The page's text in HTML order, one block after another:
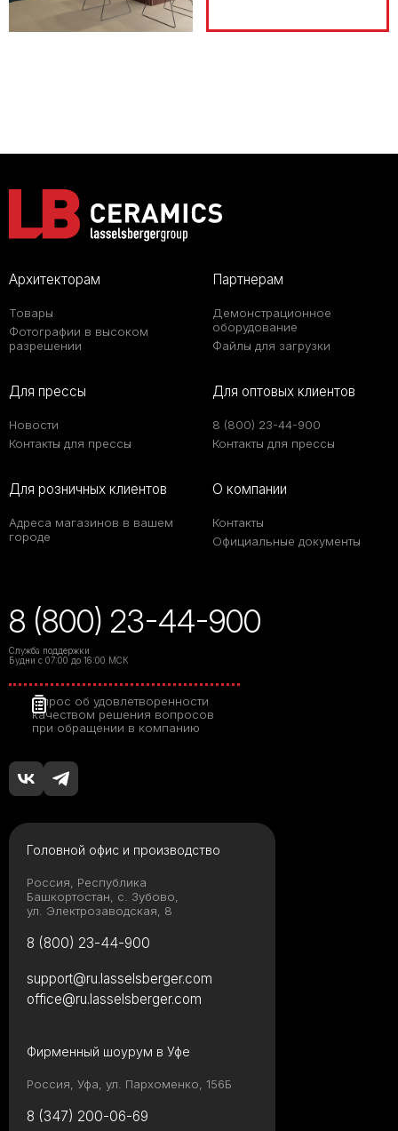
Архитекторам
Товары
Фотографии в высоком
разрешении
Партнерам
Демонстрационное
оборудование
Файлы для загрузки
Для прессы
Новости
Контакты для прессы
Для оптовых клиентов
8 (800) 23-44-900
Контакты для прессы
Для розничных клиентов
Адреса магазинов в вашем
городе
О компании
Контакты
Официальные документы
8 (800) 23-44-900
Служба поддержки
Будни с 07:00 до 16:00 МСК
Опрос об удовлетворенности
качеством решения вопросов
при обращении в компанию
Головной офис и производство
Россия, Республика
Башкортостан, с. Зубово,
ул. Электрозаводская, 8
8 (800) 23-44-900
Фирменный шоурум в Уфе
Россия, Уфа, ул. Пархоменко, 156Б
8 (347) 200-06-69
support@ru.lasselsberger.com
office@ru.lasselsberger.com